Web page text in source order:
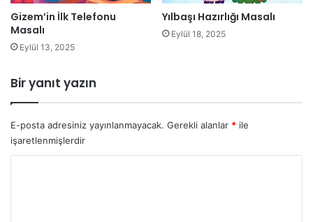
Gizem’in İlk Telefonu
Masalı
Eylül 13, 2025
Yılbaşı Hazırlığı Masalı
Eylül 18, 2025
Bir yanıt yazın
E-posta adresiniz yayınlanmayacak. Gerekli alanlar * ile
işaretlenmişlerdir